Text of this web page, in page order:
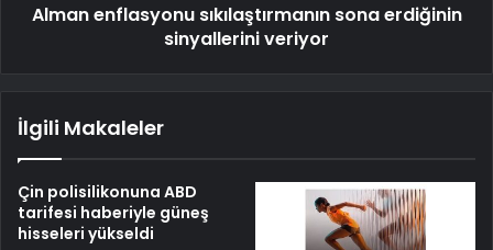
Alman enflasyonu sıkılaştırmanın sona erdiğinin
sinyallerini veriyor
İlgili Makaleler
Çin polisilikonuna ABD
tarifesi haberiyle güneş
hisseleri yükseldi